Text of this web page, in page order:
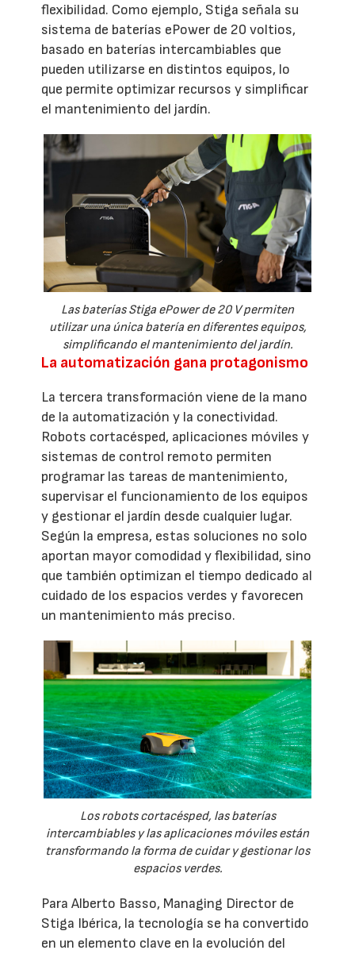
flexibilidad. Como ejemplo, Stiga señala su
sistema de baterías ePower de 20 voltios,
basado en baterías intercambiables que
pueden utilizarse en distintos equipos, lo
que permite optimizar recursos y simplificar
el mantenimiento del jardín.
Las baterías Stiga ePower de 20 V permiten
utilizar una única batería en diferentes equipos,
simplificando el mantenimiento del jardín.
La automatización gana protagonismo
La tercera transformación viene de la mano
de la automatización y la conectividad.
Robots cortacésped, aplicaciones móviles y
sistemas de control remoto permiten
programar las tareas de mantenimiento,
supervisar el funcionamiento de los equipos
y gestionar el jardín desde cualquier lugar.
Según la empresa, estas soluciones no solo
aportan mayor comodidad y flexibilidad, sino
que también optimizan el tiempo dedicado al
cuidado de los espacios verdes y favorecen
un mantenimiento más preciso.
Los robots cortacésped, las baterías
intercambiables y las aplicaciones móviles están
transformando la forma de cuidar y gestionar los
espacios verdes.
Para Alberto Basso, Managing Director de
Stiga Ibérica, la tecnología se ha convertido
en un elemento clave en la evolución del